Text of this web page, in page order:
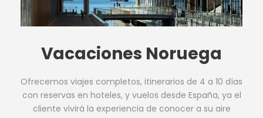
Vacaciones Noruega
Ofrecemos viajes completos, itinerarios de 4 a 10 días
con reservas en hoteles, y vuelos desde España, ya el
cliente vivirá la experiencia de conocer a su aire